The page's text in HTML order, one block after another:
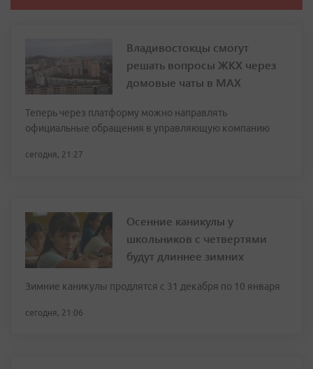
Владивостокцы смогут
решать вопросы ЖКХ через
домовые чаты в МАХ
Теперь через платформу можно направлять
официальные обращения в управляющую компанию
сегодня, 21:27
Осенние каникулы у
школьников с четвертями
будут длиннее зимних
Зимние каникулы продлятся с 31 декабря по 10 января
сегодня, 21:06